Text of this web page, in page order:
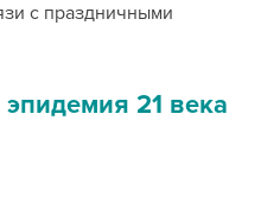
с праздничными
21 века